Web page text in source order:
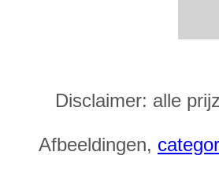
Disclaimer: alle
Afbeeldingen,